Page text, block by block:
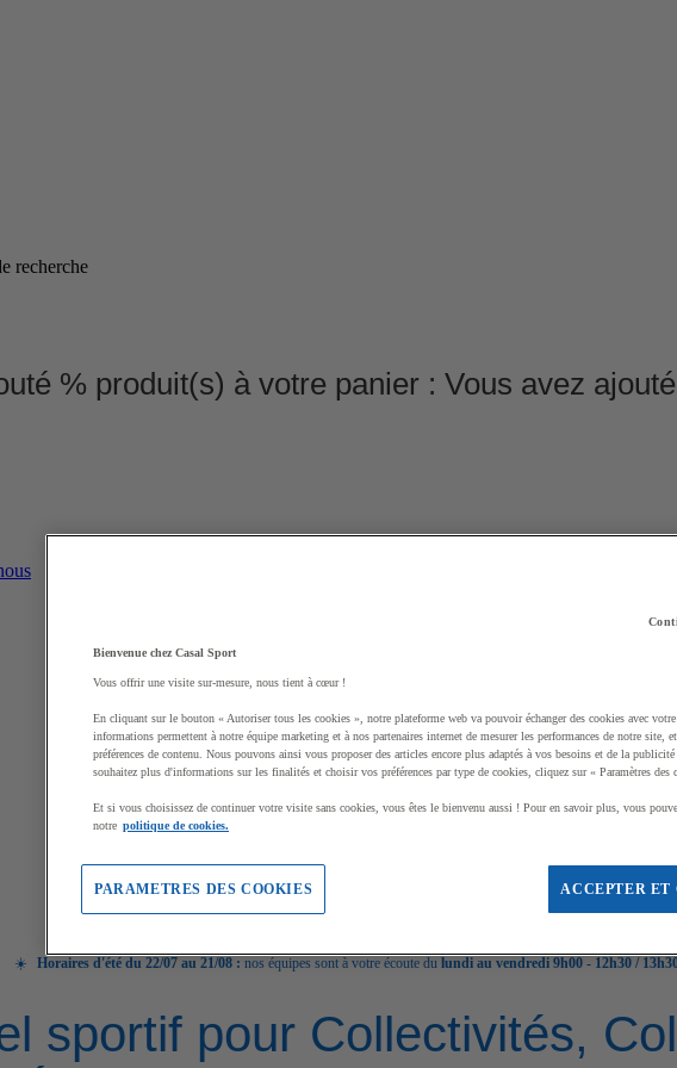
recherche
% produit(s) à votre panier : Vous avez
☀️ Horaires d'été du 22/07 au 21/08 : nos équipes sont à votre écoute du lundi au vendredi 9h00 - 12h30 /
sportif pour Collectivités,
Bienvenue chez Casal Sport
Vous offrir une visite sur-mesure, nous tient à cœur !
En cliquant sur le bouton « Autoriser tous les cookies », notre plateforme web va pouvoir échanger des cookies avec
informations permettent à notre équipe marketing et à nos partenaires internet de mesurer les performances de notre site,
préférences de contenu. Nous pouvons ainsi vous proposer des articles encore plus adaptés à vos besoins et de la
souhaitez plus d'informations sur les finalités et choisir vos préférences par type de cookies, cliquez sur « Paramètres des
Et si vous choisissez de continuer votre visite sans cookies, vous êtes le bienvenu aussi ! Pour en savoir plus, vous
notre politique de cookies.
ACCEPTER ET
PARAMETRES DES COOKIES